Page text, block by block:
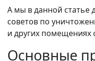
А мы в данной статье
советов по
и других
Основные